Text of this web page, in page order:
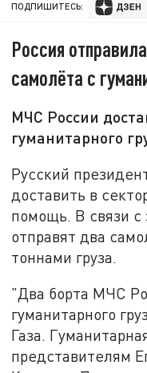
ПОДПИШИТЕСЬ:
Россия
самолёта с
МЧС России
гуманитарного
Русский
доставить в
помощь. В связи
отправят два
тоннами груза.
"Два борта МЧС
гуманитарного
Газа.
представителям